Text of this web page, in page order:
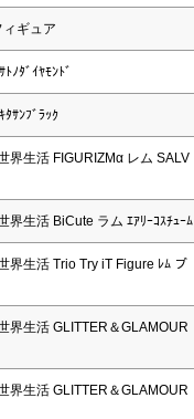
ギュア
ﾉﾀﾞｲﾔﾓﾝﾄﾞ
ｻﾝﾌﾞﾗｯｸ
界生活 FIGURIZMα レム SALV
界生活 BiCute ラム ｴｱﾘｰｺｽﾁｭｰﾑ
界生活 Trio Try iT Figure ﾚﾑ ブ
界生活 GLITTER＆GLAMOUR
界生活 GLITTER＆GLAMOUR